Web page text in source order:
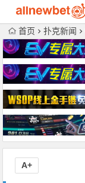
首页 扑克新闻
A+